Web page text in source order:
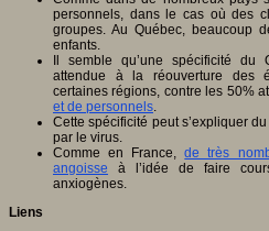
personnels, dans le cas où des
groupes. Au Québec, beaucoup
enfants.
Il semble qu’une spécificité du
attendue à la réouverture des
certaines régions, contre les 50%
et de personnels
Cette spécificité peut s’expliquer
par le virus.
Comme en France,de très
angoisse à l’idée de faire
anxiogènes.
Liens